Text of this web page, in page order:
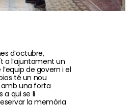
d’octubre,
a l’ajuntament un
de govern i el
té un nou
amb una forta
a qui se li
la memòria